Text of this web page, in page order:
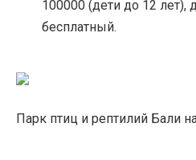
100000 (дети до 12 лет),
бесплатный.
Парк птиц и рептилий Бали